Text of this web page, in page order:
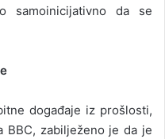
samoinicijativno da se
događaje iz prošlosti,
BBC, zabilježeno je da je